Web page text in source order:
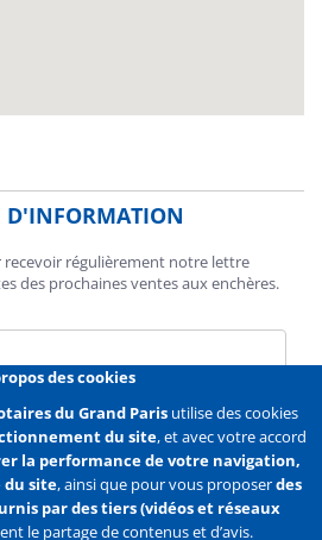
D'INFORMATION
recevoir régulièrement notre lettre
des prochaines ventes aux enchères.
communications de la Chambre des
Notaires de Paris.
En savoir plus
S'abonner
des cookies
du Grand Parisutilise des cookies
du site, et avec votre accord
la performance de votre navigation,
du site, ainsi que pour vous proposerdes
par des tiers (vidéos et réseaux
le partage de contenus et d’avis.